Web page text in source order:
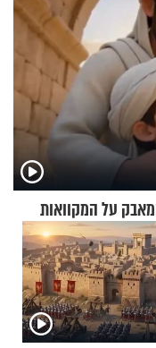
על המקוואות